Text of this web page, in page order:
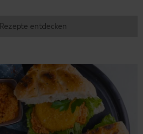
Rezepte entdecken